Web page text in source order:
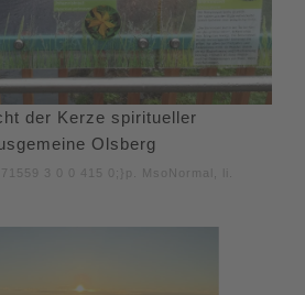
der Kerze spiritueller
Olsberg
3 0 0 415 0;}p. MsoNormal, li.